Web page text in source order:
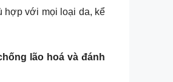
hợp với mọi loại da, kể
lão hoá và đánh